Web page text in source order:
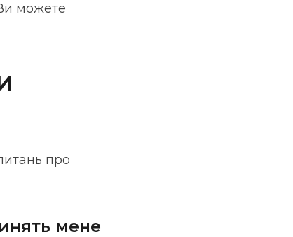
можете
про
мене